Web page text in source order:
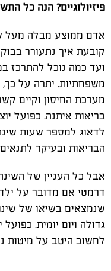
פיזיולוגיים? הנה כל
אדם ממוצע מבלה מעל
קובעת איך נתעורר
ועד כמה נוכל להתרכז
משפחתיות. יתרה על
מערכת החיסון וקיים
בריאות איתנה. כפועל
לדאוג למספר שעות
הבריאות ובעיקר לתנאים
אבל כל העניין של
דרמטי אם מדובר על
שנמצאים בשיאו של
גדולה ויום יומית.
לחשוב היטב על מיטות